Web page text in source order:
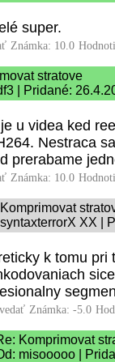
super.
Známka: 10.0
stratove
| Pridané:
u videa ked
Nestraca
prerabame
Známka: 10.0
XX |
k tomu pri
Známka: -5.0
Komprimovat
misooooo |